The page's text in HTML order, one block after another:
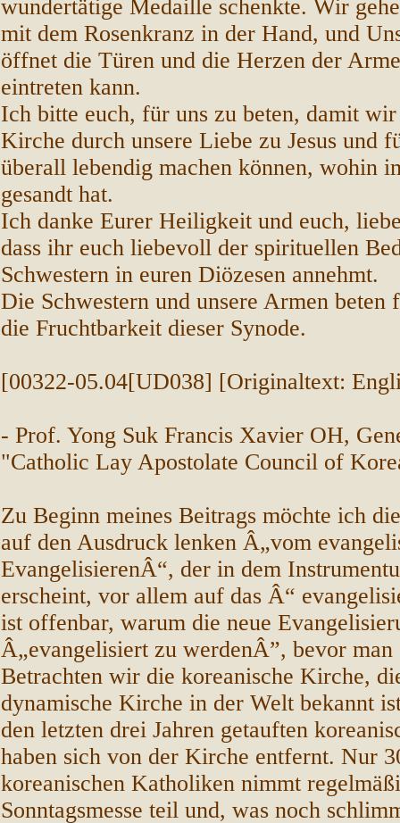
wundertätige Medaille schenkte. Wir
mit dem Rosenkranz in der Hand, und
öffnet die Türen und die Herzen der
eintreten kann.
Ich bitte euch, für uns zu beten, damit wir
Kirche durch unsere Liebe zu Jesus und
überall lebendig machen können, wohin
gesandt hat.
Ich danke Eurer Heiligkeit und euch,
dass ihr euch liebevoll der spirituellen
Schwestern in euren Diözesen annehmt.
Die Schwestern und unsere Armen beten
die Fruchtbarkeit dieser Synode.
[00322-05.04[UD038] [Originaltext:
- Prof. Yong Suk Francis Xavier OH,
"Catholic Lay Apostolate Council of
Zu Beginn meines Beitrags möchte ich
auf den Ausdruck lenken Â„vom
EvangelisierenÂ“, der in dem
erscheint, vor allem auf das Â“
ist offenbar, warum die neue
Â„evangelisiert zu werdenÂ”, bevor
Betrachten wir die koreanische Kirche,
dynamische Kirche in der Welt bekannt
den letzten drei Jahren getauften
haben sich von der Kirche entfernt. Nur
koreanischen Katholiken nimmt
Sonntagsmesse teil und, was noch